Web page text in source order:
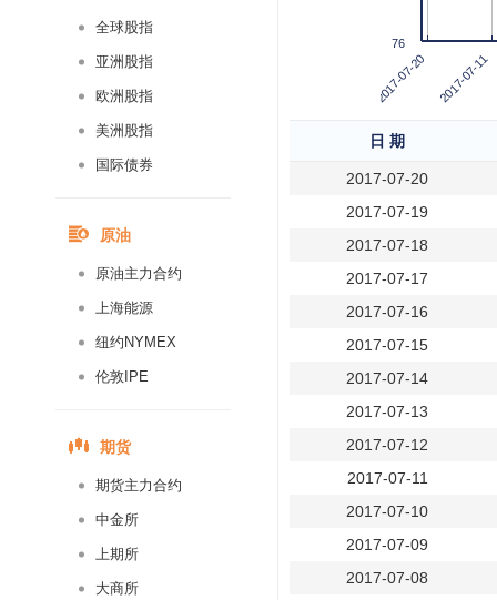
全球股指
亚洲股指
欧洲股指
美洲股指
国际债券
原油
原油主力合约
上海能源
纽约NYMEX
伦敦IPE
期货
期货主力合约
中金所
上期所
大商所
2017-07-20 2017-07-11
76
日 期
2017-07-20
2017-07-19
2017-07-18
2017-07-17
2017-07-16
2017-07-15
2017-07-14
2017-07-13
2017-07-12
2017-07-11
2017-07-10
2017-07-09
2017-07-08